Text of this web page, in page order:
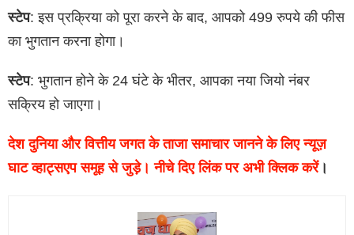
स्टेप: इस प्रक्रिया को पूरा करने के बाद, आपको 499 रुपये की फीस
का भुगतान करना होगा।
स्टेप: भुगतान होने के 24 घंटे के भीतर, आपका नया जियो नंबर
सक्रिय हो जाएगा।
देश दुनिया और वित्तीय जगत के ताजा समाचार जानने के लिए न्यूज़
घाट व्हाट्सएप समूह से जुड़े। नीचे दिए लिंक पर अभी क्लिक करें।